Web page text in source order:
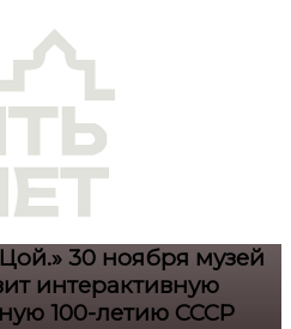
30 ноября музей
интерактивную
100-летию СССР